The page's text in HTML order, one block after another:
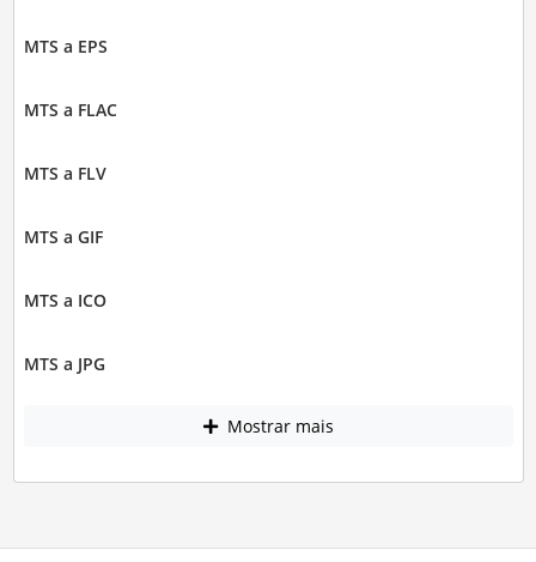
MTS a EPS
MTS a FLAC
MTS a FLV
MTS a GIF
MTS a ICO
MTS a JPG
Mostrar mais